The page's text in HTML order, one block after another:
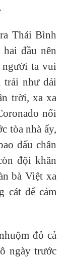
Thái Bình
đầu nên
người ta vui
trải như dải
trời, xa xa
nổi
tòa nhà ấy,
dấu chân
đội khăn
bà Việt xa
cát để cảm
đỏ cả
ngày trước